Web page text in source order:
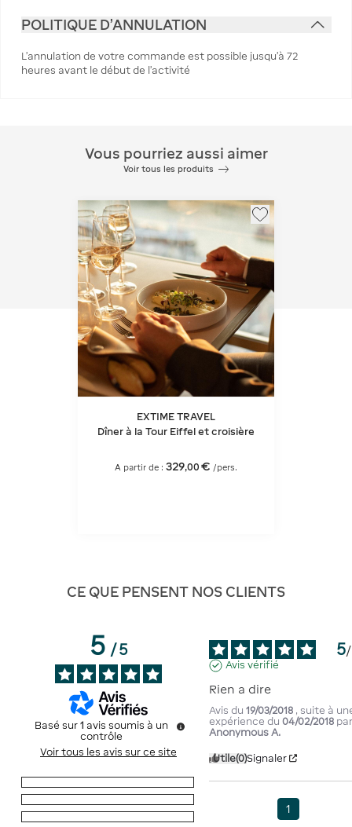
POLITIQUE D'ANNULATION
L’annulation de votre commande est possible jusqu’à 72
heures avant le début de l’activité
Vous pourriez aussi aimer
Voir tous les produits
EXTIME TRAVEL
Dîner à la Tour Eiffel et croisière
A partir de : 329,00 € /pers.
CE QUE PENSENT NOS CLIENTS
5/5
Basé sur 1 avis soumis à un
contrôle
Voir tous les avis sur ce site
5/
Avis vérifié
Rien a dire
Avis du19/03/2018 , suite à
expérience du04/02/2018
Anonymous A.
Utile(0)Signaler
1